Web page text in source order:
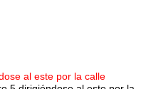
al este por la calle